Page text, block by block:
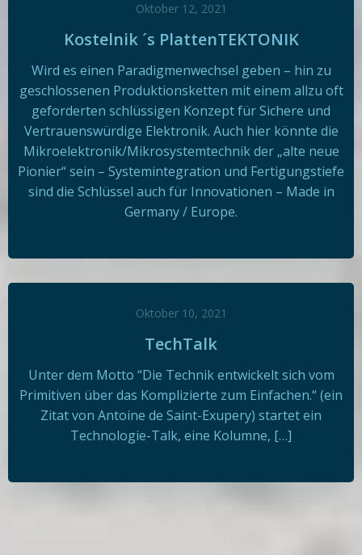
Oktober 12, 2021
Kostelnik ´s PlattenTEKTONIK
Wird es einen Paradigmenwechsel geben – hin zu
geschlossenen Produktionsketten mit einem allzu oft
geforderten schlüssigen Konzept für Sichere und
Vertrauenswürdige Elektronik. Auch hier könnte die
Mikroelektronik/Mikrosystemtechnik der „alte neue
Pionier“ sein – Systemintegration und Fertigungstiefe
sind die Schlüssel auch für Innovationen – Made in
Germany / Europe.
Oktober 10, 2021
TechTalk
Unter dem Motto “Die Technik entwickelt sich vom
Primitiven über das Komplizierte zum Einfachen.“ (ein
Zitat von Antoine de Saint-Exupery) startet ein
Technologie-Talk, eine Kolumne, […]